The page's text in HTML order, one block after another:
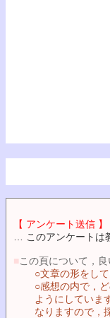
【 アンケート送信 】
… このアンケートは
■この頁について，
○文章の形をし
○感想の内で，
ようにしていま
なりますので，